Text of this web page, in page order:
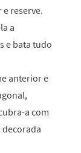
reserve.
a
e bata tudo
anterior e
a com
decorada